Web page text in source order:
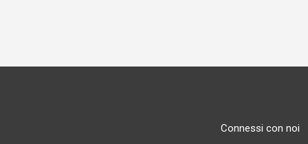
Connessi con noi